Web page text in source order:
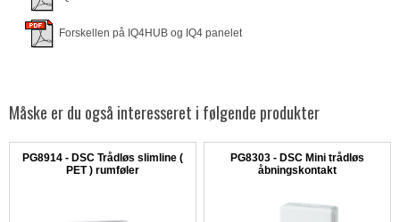
Forskellen på IQ4HUB og IQ4 panelet
Måske er du også interesseret i følgende produkter
PG8914 - DSC Trådløs slimline (
PET ) rumføler
PG8303 - DSC Mini trådløs
åbningskontakt